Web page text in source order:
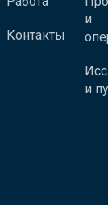
Контакты
и
и